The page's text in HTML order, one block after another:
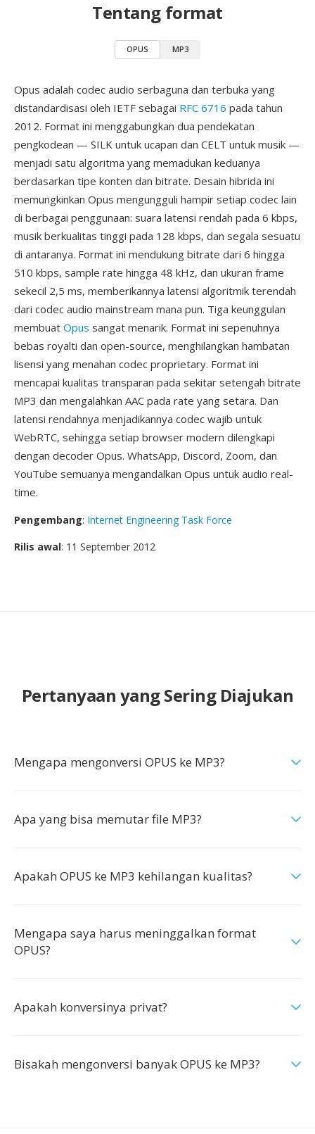
Tentang format
OPUS MP3
Opus adalah codec audio serbaguna dan terbuka yang
distandardisasi oleh IETF sebagai RFC 6716 pada tahun
2012. Format ini menggabungkan dua pendekatan
pengkodean — SILK untuk ucapan dan CELT untuk musik —
menjadi satu algoritma yang memadukan keduanya
berdasarkan tipe konten dan bitrate. Desain hibrida ini
memungkinkan Opus mengungguli hampir setiap codec lain
di berbagai penggunaan: suara latensi rendah pada 6 kbps,
musik berkualitas tinggi pada 128 kbps, dan segala sesuatu
di antaranya. Format ini mendukung bitrate dari 6 hingga
510 kbps, sample rate hingga 48 kHz, dan ukuran frame
sekecil 2,5 ms, memberikannya latensi algoritmik terendah
dari codec audio mainstream mana pun. Tiga keunggulan
membuat Opus sangat menarik. Format ini sepenuhnya
bebas royalti dan open-source, menghilangkan hambatan
lisensi yang menahan codec proprietary. Format ini
mencapai kualitas transparan pada sekitar setengah bitrate
MP3 dan mengalahkan AAC pada rate yang setara. Dan
latensi rendahnya menjadikannya codec wajib untuk
WebRTC, sehingga setiap browser modern dilengkapi
dengan decoder Opus. WhatsApp, Discord, Zoom, dan
YouTube semuanya mengandalkan Opus untuk audio real-
time.
Pengembang: Internet Engineering Task Force
Rilis awal: 11 September 2012
Pertanyaan yang Sering Diajukan
Mengapa mengonversi OPUS ke MP3?
Apa yang bisa memutar file MP3?
Apakah OPUS ke MP3 kehilangan kualitas?
Mengapa saya harus meninggalkan format
OPUS?
Apakah konversinya privat?
Bisakah mengonversi banyak OPUS ke MP3?